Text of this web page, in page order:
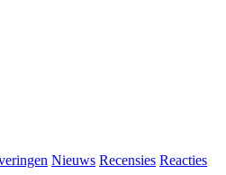
Nieuws Recensies Reacties